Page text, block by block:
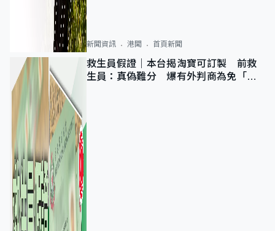
新聞資訊 港聞 首頁新聞
救生員假證｜本台揭淘寶可訂製 前救
生員：真偽難分 爆有外判商為免「封